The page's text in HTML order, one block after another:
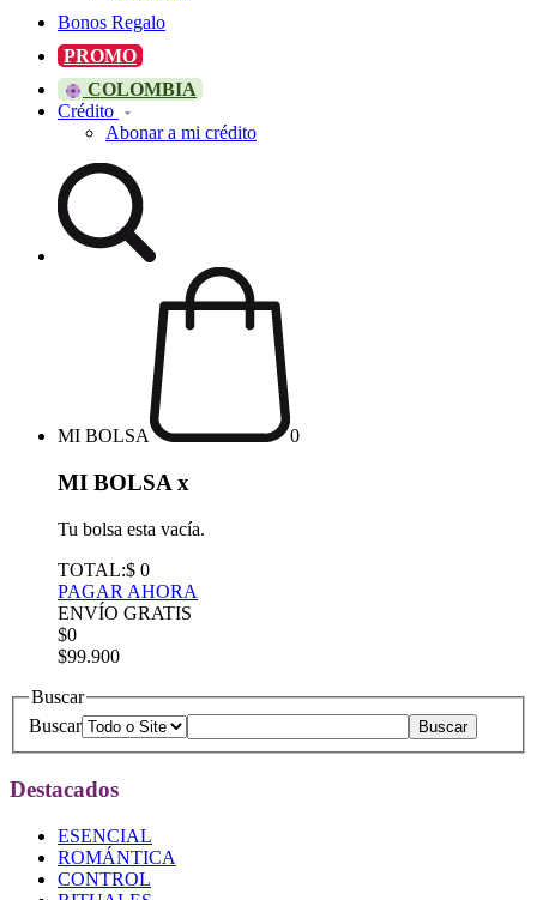
Bonos Regalo
PROMO
COLOMBIA
Crédito
Abonar a mi crédito
MI BOLSA 0
MI BOLSA x
Tu bolsa esta vacía.
TOTAL:$ 0
PAGAR AHORA
ENVÍO GRATIS
$0
$99.900
Buscar
Buscar
Destacados
ESENCIAL
ROMÁNTICA
CONTROL